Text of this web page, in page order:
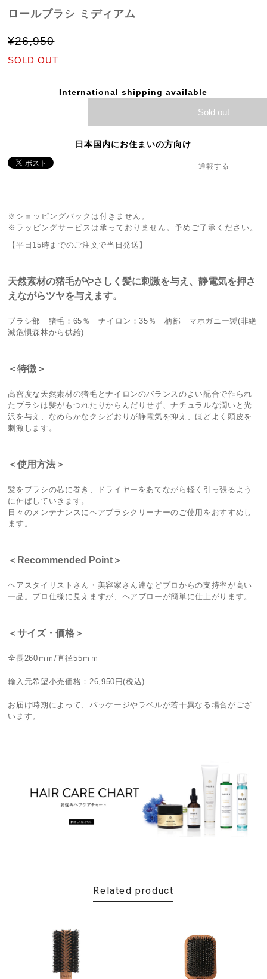
ロールブラシ ミディアム
¥26,950
SOLD OUT
International shipping available
Sold out
日本国内にお住まいの方向け
通報する
※ショッピングバックは付きません。
※ラッピングサービスは承っておりません。予めご了承ください。
【平日15時までのご注文で当日発送】
天然素材の猪毛がやさしく髪に刺激を与え、静電気を押さ
えながらツヤを与えます。
ブラシ部 猪毛：65％ ナイロン：35％ 柄部 マホガニー製(非絶
滅危惧森林から供給)
＜特徴＞
高密度な天然素材の猪毛とナイロンのバランスのよい配合で作られ
たブラシは髪がもつれたりからんだりせず、ナチュラルな潤いと光
沢を与え、なめらかなクシどおりが静電気を抑え、ほどよく頭皮を
刺激します。
＜使用方法＞
髪をブラシの芯に巻き、ドライヤーをあてながら軽く引っ張るよう
に伸ばしていきます。
日々のメンテナンスにヘアブラシクリーナーのご使用をおすすめし
ます。
＜Recommended Point＞
ヘアスタイリストさん・美容家さん達などプロからの支持率が高い
一品。プロ仕様に見えますが、ヘアブローが簡単に仕上がります。
＜サイズ・価格＞
全長260ｍｍ/直径55ｍｍ
輸入元希望小売価格：26,950円(税込)
お届け時期によって、パッケージやラベルが若干異なる場合がござ
います。
Related product